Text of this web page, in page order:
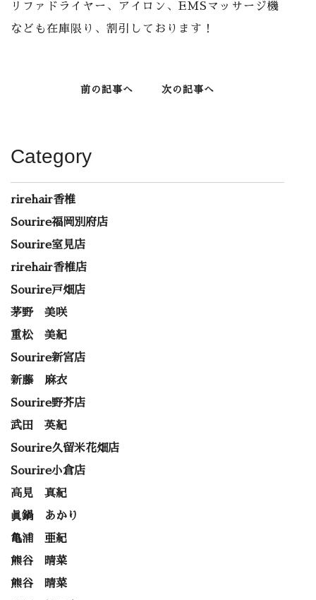
リファドライヤー、アイロン、EMSマッサージ機
なども在庫限り、割引しております！
前の記事へ 次の記事へ
Category
rirehair香椎
Sourire福岡別府店
Sourire室見店
rirehair香椎店
Sourire戸畑店
茅野 美咲
重松 美紀
Sourire新宮店
新藤 麻衣
Sourire野芥店
武田 英紀
Sourire久留米花畑店
Sourire小倉店
高見 真紀
眞鍋 あかり
亀浦 亜紀
熊谷 晴菜
熊谷 晴菜